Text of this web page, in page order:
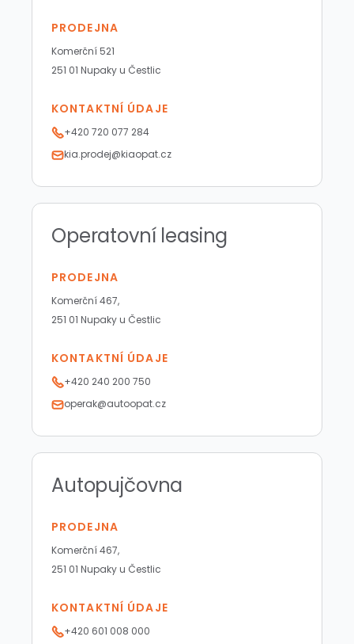
PRODEJNA
Komerční 521
251 01 Nupaky u Čestlic
KONTAKTNÍ ÚDAJE
+420 720 077 284
kia.prodej@kiaopat.cz
Operatovní leasing
PRODEJNA
Komerční 467,
251 01 Nupaky u Čestlic
KONTAKTNÍ ÚDAJE
+420 240 200 750
operak@autoopat.cz
Autopujčovna
PRODEJNA
Komerční 467,
251 01 Nupaky u Čestlic
KONTAKTNÍ ÚDAJE
+420 601 008 000